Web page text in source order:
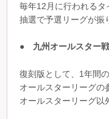
毎年12月に行われるタ
抽選で予選リーグが振
● 九州オールスター戦
復刻版として、1年間
オールスターリーグの
オールスターリーグ以